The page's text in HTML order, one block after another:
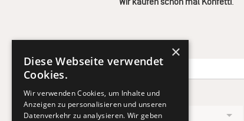
KÜNSTLER
×
Diese Webseite verwendet
Cookies.
Wir verwenden Cookies, um Inhalte und
Anzeigen zu personalisieren und unseren
Datenverkehr zu analysieren. Wir geben